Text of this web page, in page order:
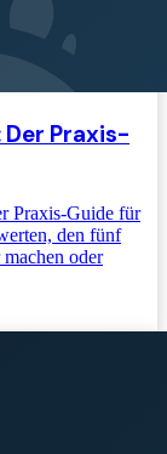
Der Praxis-
Praxis-Guide für
den fünf
oder